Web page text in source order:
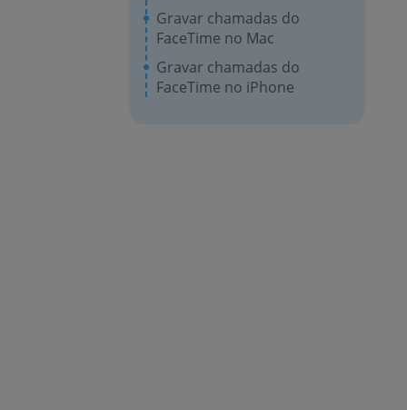
Gravar chamadas do
FaceTime no Mac
Gravar chamadas do
FaceTime no iPhone